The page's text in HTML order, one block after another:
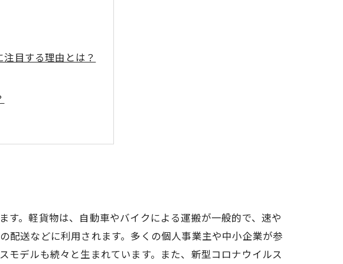
目する理由とは？
。軽貨物は、自動車やバイクによる運搬が一般的で、速や
送などに利用されます。多くの個人事業主や中小企業が参
デルも続々と生まれています。また、新型コロナウイルス